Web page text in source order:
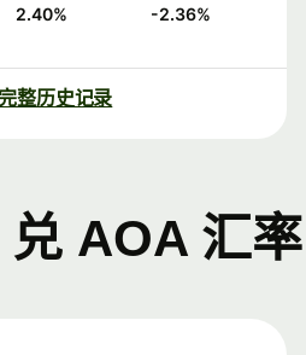
2.40% -2.36%
整历史记录
AOA 汇率